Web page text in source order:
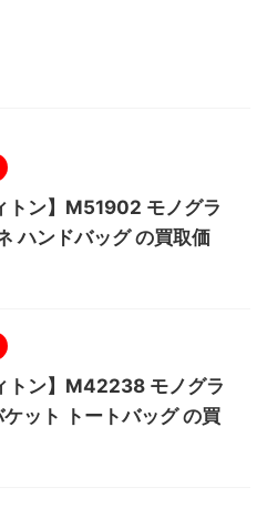
トン】M51902 モノグラ
ハンドバッグ の買取価
トン】M42238 モノグラ
ケット トートバッグ の買